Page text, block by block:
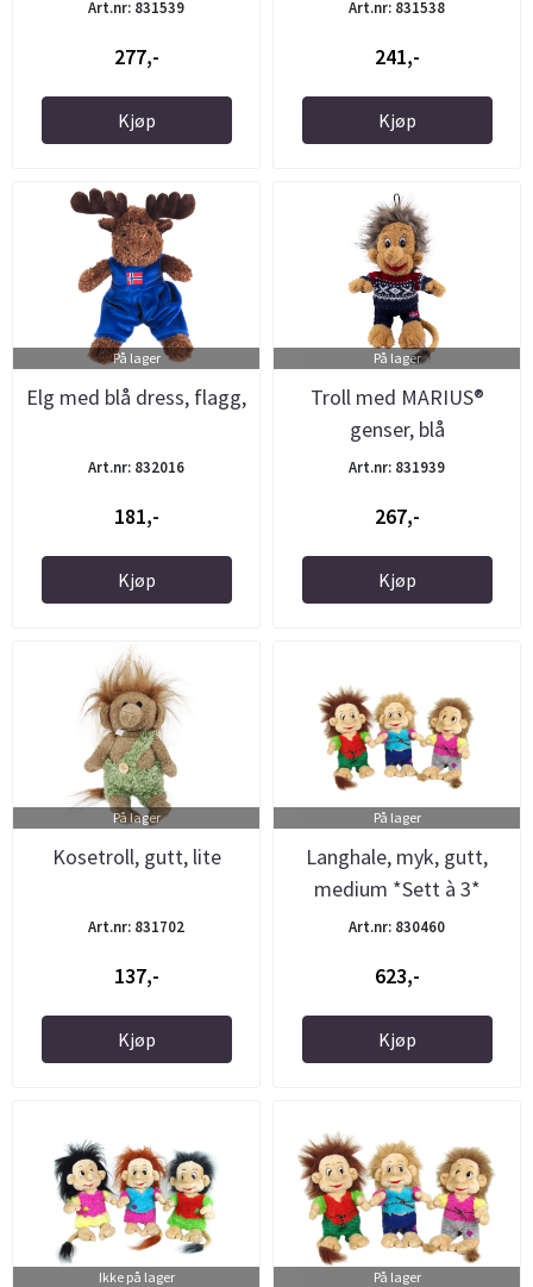
Art.nr: 831539
277,-
Kjøp
Art.nr: 831538
241,-
Kjøp
På lager
Elg med blå dress, flagg,
Art.nr: 832016
181,-
Kjøp
På lager
Troll med MARIUS®
genser, blå
Art.nr: 831939
267,-
Kjøp
På lager
Kosetroll, gutt, lite
Art.nr: 831702
137,-
Kjøp
På lager
Langhale, myk, gutt,
medium *Sett à 3*
Art.nr: 830460
623,-
Kjøp
Ikke på lager På lager